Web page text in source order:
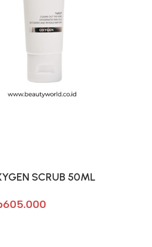
SCRUB 50ML
605.000